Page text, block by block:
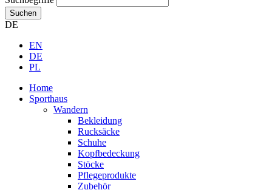
Suchen
DE
EN
DE
PL
Home
Sporthaus
Wandern
Bekleidung
Rucksäcke
Schuhe
Kopfbedeckung
Stöcke
Pflegeprodukte
Zubehör